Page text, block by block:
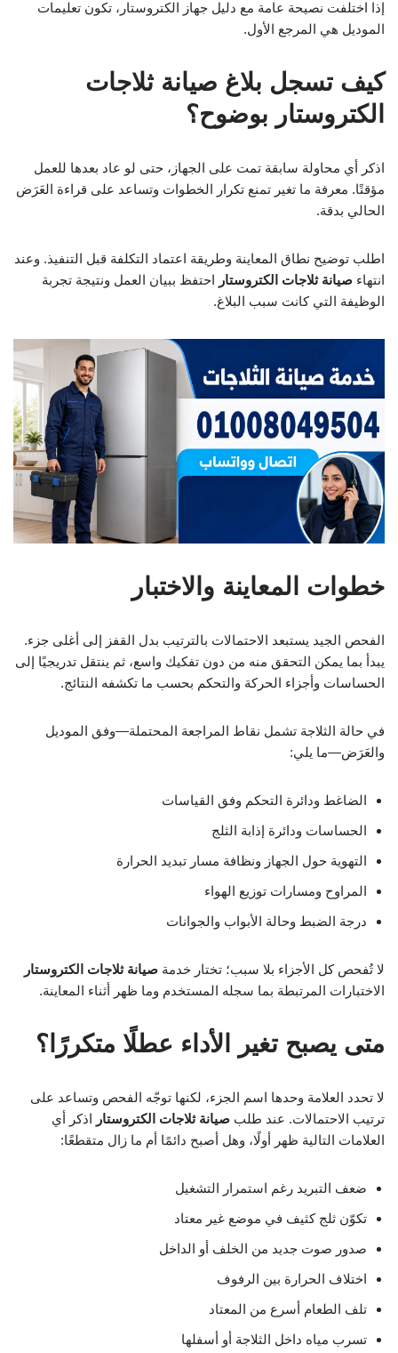
إذا اختلفت نصيحة عامة مع دليل جهاز الكتروستار، تكون تعليمات
الموديل هي المرجع الأول.
كيف تسجل بلاغ صيانة ثلاجات
الكتروستار بوضوح؟
اذكر أي محاولة سابقة تمت على الجهاز، حتى لو عاد بعدها للعمل
مؤقتًا. معرفة ما تغير تمنع تكرار الخطوات وتساعد على قراءة العَرَض
الحالي بدقة.
اطلب توضيح نطاق المعاينة وطريقة اعتماد التكلفة قبل التنفيذ. وعند
انتهاء صيانة ثلاجات الكتروستار احتفظ ببيان العمل ونتيجة تجربة
الوظيفة التي كانت سبب البلاغ.
خطوات المعاينة والاختبار
الفحص الجيد يستبعد الاحتمالات بالترتيب بدل القفز إلى أغلى جزء.
يبدأ بما يمكن التحقق منه من دون تفكيك واسع، ثم ينتقل تدريجيًا إلى
الحساسات وأجزاء الحركة والتحكم بحسب ما تكشفه النتائج.
في حالة الثلاجة تشمل نقاط المراجعة المحتملة—وفق الموديل
والعَرَض—ما يلي:
الضاغط ودائرة التحكم وفق القياسات
الحساسات ودائرة إذابة الثلج
التهوية حول الجهاز ونظافة مسار تبديد الحرارة
المراوح ومسارات توزيع الهواء
درجة الضبط وحالة الأبواب والجوانات
لا تُفحص كل الأجزاء بلا سبب؛ تختار خدمة صيانة ثلاجات الكتروستار
الاختبارات المرتبطة بما سجله المستخدم وما ظهر أثناء المعاينة.
متى يصبح تغير الأداء عطلًا متكررًا؟
لا تحدد العلامة وحدها اسم الجزء، لكنها توجّه الفحص وتساعد على
ترتيب الاحتمالات. عند طلب صيانة ثلاجات الكتروستار اذكر أي
العلامات التالية ظهر أولًا، وهل أصبح دائمًا أم ما زال متقطعًا:
ضعف التبريد رغم استمرار التشغيل
تكوّن ثلج كثيف في موضع غير معتاد
صدور صوت جديد من الخلف أو الداخل
اختلاف الحرارة بين الرفوف
تلف الطعام أسرع من المعتاد
تسرب مياه داخل الثلاجة أو أسفلها